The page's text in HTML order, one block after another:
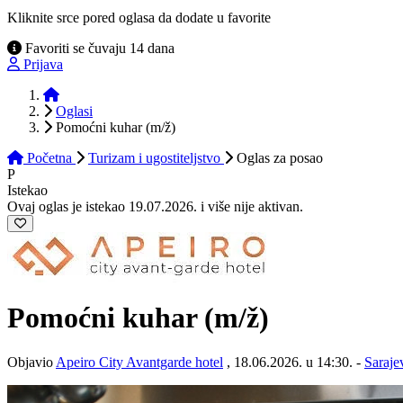
Kliknite srce pored oglasa da dodate u favorite
Favoriti se čuvaju 14 dana
Prijava
Početna
Oglasi
Pomoćni kuhar (m/ž)
Početna
Turizam i ugostiteljstvo Oglas za posao
P
Istekao
Ovaj oglas je istekao 19.07.2026. i više nije aktivan.
Pomoćni kuhar (m/ž)
Objavio Apeiro City Avantgarde hotel , 18.06.2026. u 14:30. -